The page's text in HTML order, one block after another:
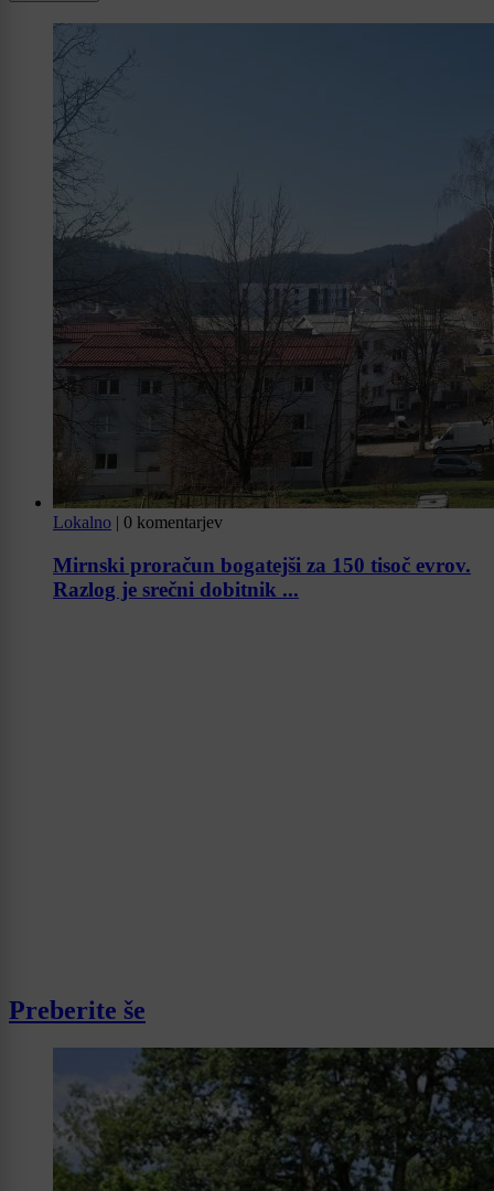
Lokalno | 0 komentarjev
Mirnski proračun bogatejši za 150 tisoč evrov.
Razlog je srečni dobitnik ...
Preberite še